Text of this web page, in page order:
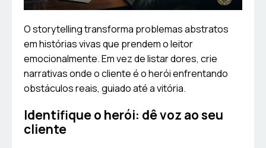
O storytelling transforma problemas abstratos
em histórias vivas que prendem o leitor
emocionalmente. Em vez de listar dores, crie
narrativas onde o cliente é o herói enfrentando
obstáculos reais, guiado até a vitória.
Identifique o herói: dê voz ao seu
cliente